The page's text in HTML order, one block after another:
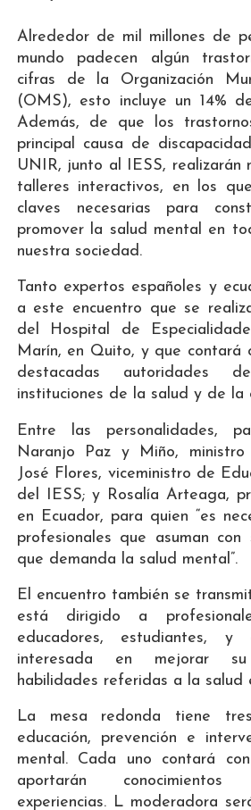
Alrededor de mil millones de
mundo padecen algún
cifras de la Organización
(OMS), esto incluye un 14%
Además, de que los
principal causa de
UNIR, junto al IESS, realizarán
talleres interactivos, en los
claves necesarias para
promover la salud mental en
nuestra sociedad.
Tanto expertos españoles y
a este encuentro que se
del Hospital de
Marín, en Quito, y que contará
destacadas autoridades
instituciones de la salud y de la
Entre las personalidades,
Naranjo Paz y Miño,
José Flores, viceministro de
del IESS; y Rosalía Arteaga,
en Ecuador, para quien “es
profesionales que asuman
que demanda la salud mental”.
El encuentro también se
está dirigido a
educadores, estudiantes, y
interesada en mejorar
habilidades referidas a la salud
La mesa redonda tiene
educación, prevención e
mental. Cada uno contará
aportarán
experiencias. L moderadora